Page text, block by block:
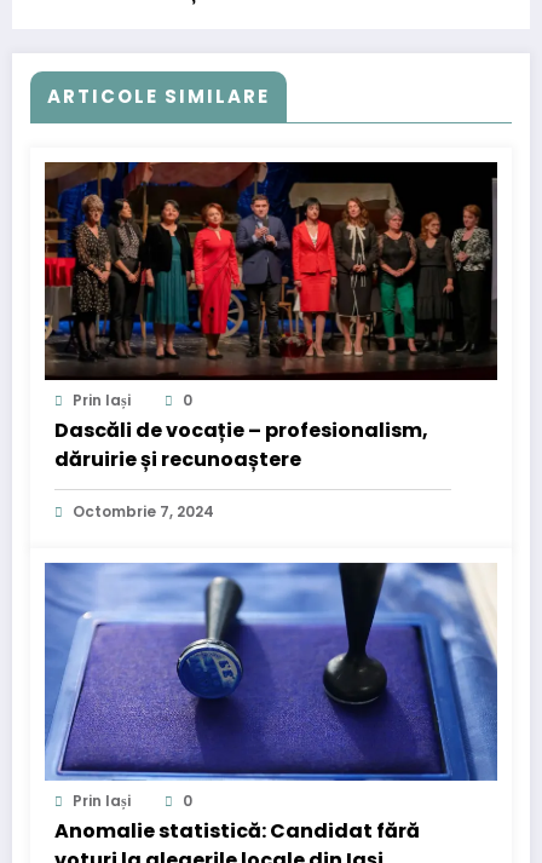
ARTICOLE SIMILARE
Prin Iași 0
Dascăli de vocație – profesionalism,
dăruirie și recunoaștere
Octombrie 7, 2024
Prin Iași 0
Anomalie statistică: Candidat fără